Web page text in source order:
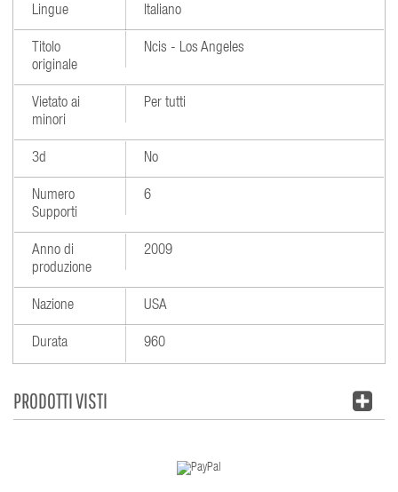
Lingue Italiano
Titolo
originale
Ncis - Los Angeles
Vietato ai
minori
Per tutti
3d No
Numero
Supporti
6
Anno di
produzione
2009
Nazione USA
Durata 960
PRODOTTI VISTI